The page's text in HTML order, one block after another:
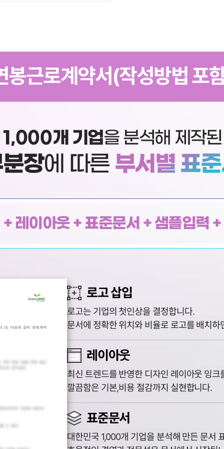
봉근로계약서(작성방법 포
레이아웃 + 표준문서 + 샘플입력
로고 삽입
로고는 기업의 첫인상을 결정합니다.
문서에 정확한 위치와 비율로 로고를 배치
레이아웃
최신 트렌드를 반영한 디자인 레이아웃 잉
깔끔함은 기본,비용 절감까지 실현합니다.
표준문서
대한민국 1,000개 기업을 분석해 만든 문서